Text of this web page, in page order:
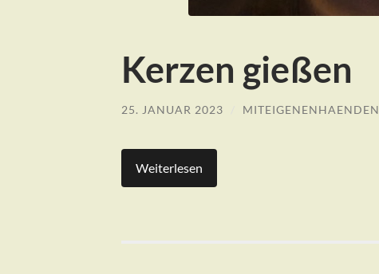
Kerzen gießen
25. JANUAR 2023 MITEIGENENHAENDEN
Weiterlesen